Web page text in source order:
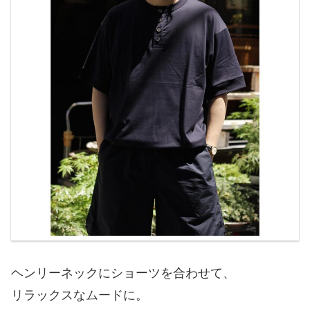
ヘンリーネックにショーツを合わせて、
リラックスなムードに。